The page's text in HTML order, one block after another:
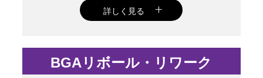
詳しく見る
リード線を使用し、焼損/腐食を回避し
て、回路が動作している部分からジャン
BGAリボール・リワーク